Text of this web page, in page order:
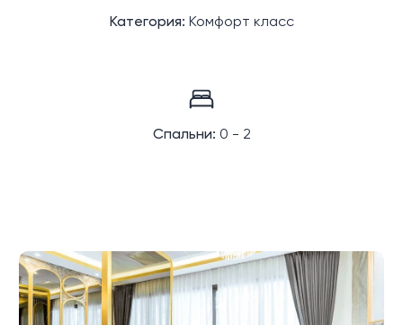
Категория: Комфорт класс
Спальни: 0 - 2